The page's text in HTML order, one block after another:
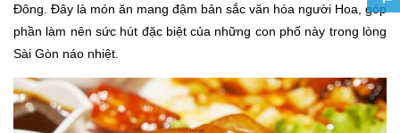
Đông. Đây là món ăn mang đậm bản sắc văn hóa người Hoa, góp
phần làm nên sức hút đặc biệt của những con phố này trong lòng
Sài Gòn náo nhiệt.